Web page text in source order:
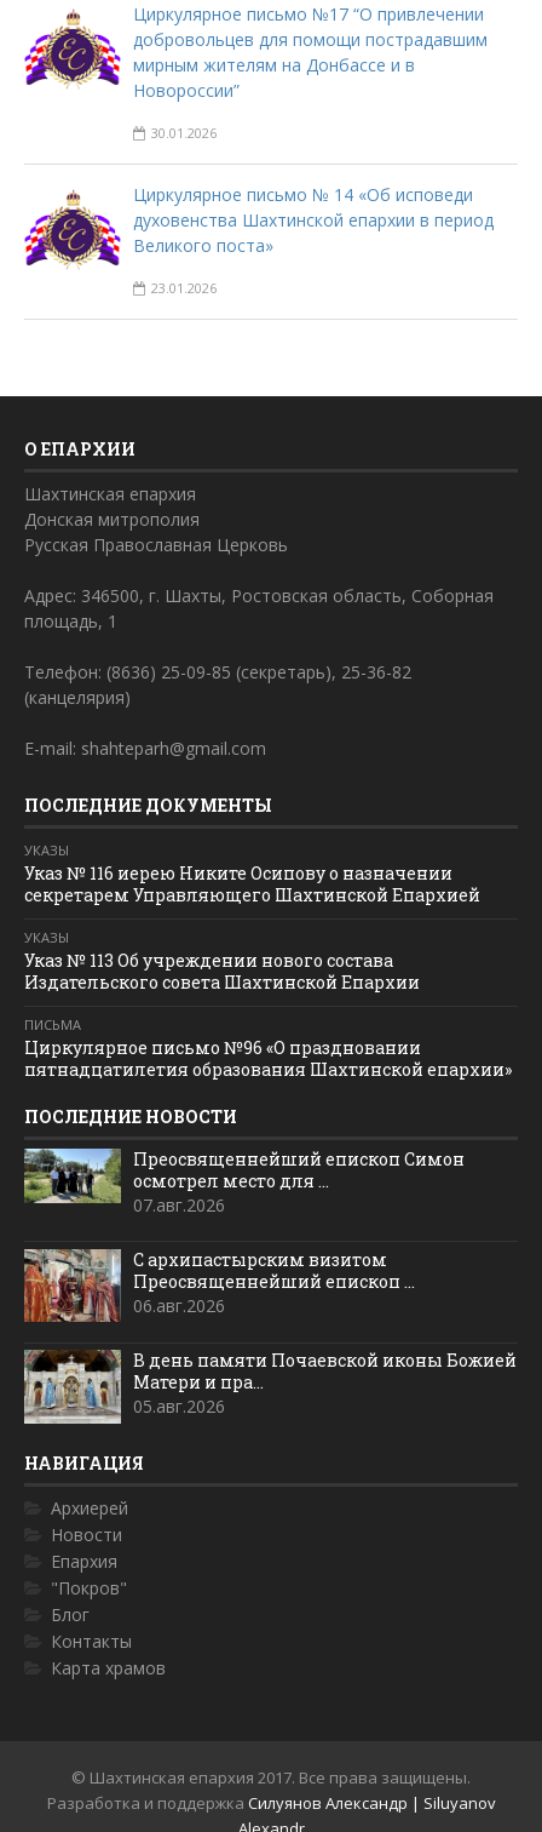
Циркулярное письмо №17 “О привлечении
добровольцев для помощи пострадавшим
мирным жителям на Донбассе и в
Новороссии”
30.01.2026
Циркулярное письмо № 14 «Об исповеди
духовенства Шахтинской епархии в период
Великого поста»
23.01.2026
О ЕПАРХИИ
Шахтинская епархия
Донская митрополия
Русская Православная Церковь
Адрес: 346500, г. Шахты, Ростовская область, Соборная
площадь, 1
Телефон: (8636) 25-09-85 (секретарь), 25-36-82
(канцелярия)
E-mail: shahteparh@gmail.com
ПОСЛЕДНИЕ ДОКУМЕНТЫ
УКАЗЫ
Указ № 116 иерею Никите Осипову о назначении
секретарем Управляющего Шахтинской Епархией
УКАЗЫ
Указ № 113 Об учреждении нового состава
Издательского совета Шахтинской Епархии
ПИСЬМА
Циркулярное письмо №96 «О праздновании
пятнадцатилетия образования Шахтинской епархии»
ПОСЛЕДНИЕ НОВОСТИ
Преосвященнейший епископ Симон
осмотрел место для ...
07.авг.2026
С архипастырским визитом
Преосвященнейший епископ ...
06.авг.2026
В день памяти Почаевской иконы Божией
Матери и пра...
05.авг.2026
НАВИГАЦИЯ
Архиерей
Новости
Епархия
"Покров"
Блог
Контакты
Карта храмов
© Шахтинская епархия 2017. Все права защищены.
Разработка и поддержка Силуянов Александр | Siluyanov